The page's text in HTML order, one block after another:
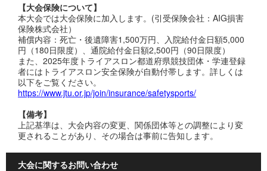
【大会保険について】
本大会では大会保険に加入します。(引受保険会社：AIG損害
保険株式会社）
補償内容：死亡・後遺障害1,500万円、入院給付金日額5,000
円（180日限度）、通院給付金日額2,500円（90日限度）
また、2025年度トライアスロン都道府県競技団体・学連登録
者にはトライアスロン安全保険が自動付帯します。詳しくは
以下をご覧ください。
https://www.jtu.or.jp/join/insurance/safetysports/
【備考】
上記基準は、大会内容の変更、関係団体等との調整により変
更されることがあり、その場合は事前に告知します。
大会に関するお問い合わせ